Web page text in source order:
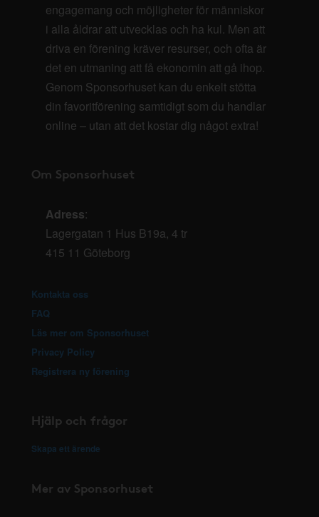
engagemang och möjligheter för människor
i alla åldrar att utvecklas och ha kul. Men att
driva en förening kräver resurser, och ofta är
det en utmaning att få ekonomin att gå ihop.
Genom Sponsorhuset kan du enkelt stötta
din favoritförening samtidigt som du handlar
online – utan att det kostar dig något extra!
Om Sponsorhuset
Adress:
Lagergatan 1 Hus B19a, 4 tr
415 11 Göteborg
Kontakta oss
FAQ
Läs mer om Sponsorhuset
Privacy Policy
Registrera ny förening
Hjälp och frågor
Skapa ett ärende
Mer av Sponsorhuset